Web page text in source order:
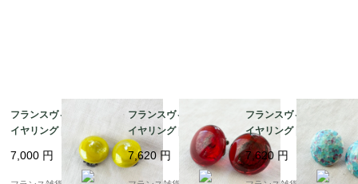
フランスヴィンテージ
イヤリング | 絶妙なラ
イムグリーンのレトロ
ガラス | 1950～60年頃
7,000 円
フランスヴィンテージ
イヤリング | 光を透か
す 美しいルビーレッド
ガラス | 1950～60年頃
7,620円
フランスヴィンテージ
イヤリング |ターコイズ
ブルー モザイクタイル
風ガラス | 1950～60年
頃
7,620 円